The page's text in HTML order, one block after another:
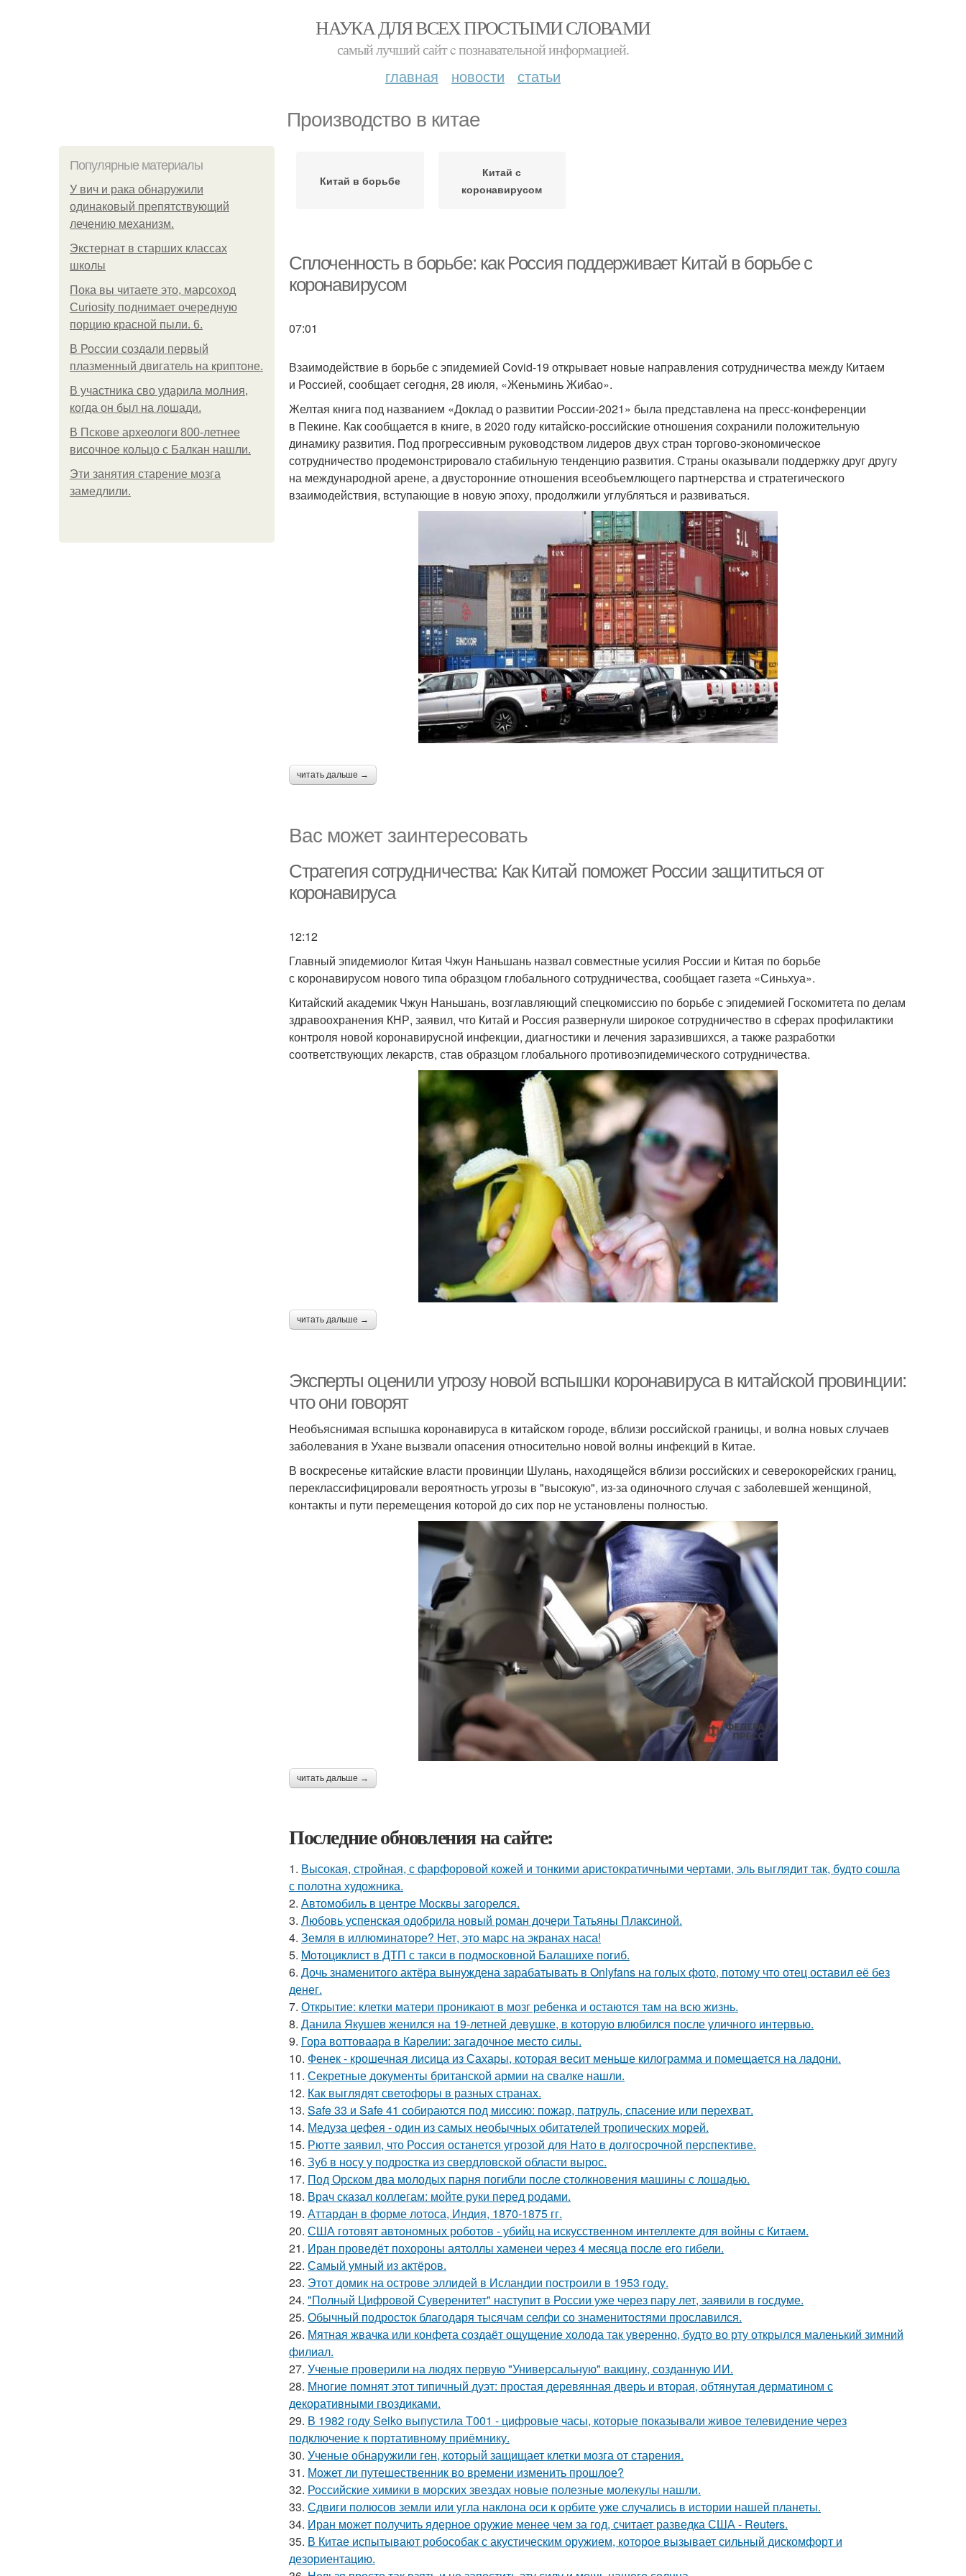
НАУКА ДЛЯ ВСЕХ ПРОСТЫМИ СЛОВАМИ
самый лучший сайт c познавательной информацией.
главная новости статьи
Производство в китае
Популярные материалы
У вич и рака обнаружили
одинаковый препятствующий
лечению механизм.
Экстернат в старших классах
школы
Пока вы читаете это, марсоход
Curiosity поднимает очередную
порцию красной пыли. 6.
В России создали первый
плазменный двигатель на криптоне.
В участника сво ударила молния,
когда он был на лошади.
В Пскове археологи 800-летнее
височное кольцо с Балкан нашли.
Эти занятия старение мозга
замедлили.
Китай в борьбе
Китай с
коронавирусом
Сплоченность в борьбе: как Россия поддерживает Китай в борьбе с
коронавирусом
07:01
Взаимодействие в борьбе с эпидемией Covid-19 открывает новые направления сотрудничества между Китаем
и Россией, сообщает сегодня, 28 июля, «Женьминь Жибао».
Желтая книга под названием «Доклад о развитии России-2021» была представлена на пресс-конференции
в Пекине. Как сообщается в книге, в 2020 году китайско-российские отношения сохранили положительную
динамику развития. Под прогрессивным руководством лидеров двух стран торгово-экономическое
сотрудничество продемонстрировало стабильную тенденцию развития. Страны оказывали поддержку друг другу
на международной арене, а двусторонние отношения всеобъемлющего партнерства и стратегического
взаимодействия, вступающие в новую эпоху, продолжили углубляться и развиваться.
читать дальше →
Вас может заинтересовать
Стратегия сотрудничества: Как Китай поможет России защититься от
коронавируса
12:12
Главный эпидемиолог Китая Чжун Наньшань назвал совместные усилия России и Китая по борьбе
с коронавирусом нового типа образцом глобального сотрудничества, сообщает газета «Синьхуа».
Китайский академик Чжун Наньшань, возглавляющий спецкомиссию по борьбе с эпидемией Госкомитета по делам
здравоохранения КНР, заявил, что Китай и Россия развернули широкое сотрудничество в сферах профилактики
контроля новой коронавирусной инфекции, диагностики и лечения заразившихся, а также разработки
соответствующих лекарств, став образцом глобального противоэпидемического сотрудничества.
читать дальше →
Эксперты оценили угрозу новой вспышки коронавируса в китайской провинции:
что они говорят
Необъяснимая вспышка коронавируса в китайском городе, вблизи российской границы, и волна новых случаев
заболевания в Ухане вызвали опасения относительно новой волны инфекций в Китае.
В воскресенье китайские власти провинции Шулань, находящейся вблизи российских и северокорейских границ,
переклассифицировали вероятность угрозы в "высокую", из-за одиночного случая с заболевшей женщиной,
контакты и пути перемещения которой до сих пор не установлены полностью.
читать дальше →
Последние обновления на сайте:
1. Высокая, стройная, с фарфоровой кожей и тонкими аристократичными чертами, эль выглядит так, будто сошла
с полотна художника.
2. Автомобиль в центре Москвы загорелся.
3. Любовь успенская одобрила новый роман дочери Татьяны Плаксиной.
4. Земля в иллюминаторе? Нет, это марс на экранах наса!
5. Moтоциклист в ДТП с такси в подмосковной Балашихе погиб.
6. Дочь знаменитого актёра вынуждена зарабатывать в Onlyfans на голых фото, потому что отец оставил её без
денег.
7. Открытие: клетки матери проникают в мозг ребенка и остаются там на всю жизнь.
8. Данила Якушев женился на 19-летней девушке, в которую влюбился после уличного интервью.
9. Гора воттоваара в Карелии: загадочное место силы.
10. Фенек - крошечная лисица из Сахары, которая весит меньше килограмма и помещается на ладони.
11. Секретные документы британской армии на свалке нашли.
12. Как выглядят светофоры в разных странах.
13. Safe 33 и Safe 41 собираются под миссию: пожар, патруль, спасение или перехват.
14. Медуза цефея - один из самых необычных обитателей тропических морей.
15. Рютте заявил, что Россия останется угрозой для Нато в долгосрочной перспективе.
16. Зуб в носу у подростка из свердловской области вырос.
17. Под Орском два молодых парня погибли после столкновения машины с лошадью.
18. Врач сказал коллегам: мойте руки перед родами.
19. Аттардан в форме лотоса, Индия, 1870-1875 гг.
20. США готовят автономных роботов - убийц на искусственном интеллекте для войны с Китаем.
21. Иран проведёт похороны аятоллы хаменеи через 4 месяца после его гибели.
22. Самый умный из актёров.
23. Этот домик на острове эллидей в Исландии построили в 1953 году.
24. "Полный Цифровой Суверенитет" наступит в России уже через пару лет, заявили в госдуме.
25. Обычный подросток благодаря тысячам селфи со знаменитостями прославился.
26. Мятная жвачка или конфета создаёт ощущение холода так уверенно, будто во рту открылся маленький зимний
филиал.
27. Ученые проверили на людях первую "Универсальную" вакцину, созданную ИИ.
28. Многие помнят этот типичный дуэт: простая деревянная дверь и вторая, обтянутая дерматином с
декоративными гвоздиками.
29. В 1982 году Seiko выпустила T001 - цифровые часы, которые показывали живое телевидение через
подключение к портативному приёмнику.
30. Ученые обнаружили ген, который защищает клетки мозга от старения.
31. Может ли путешественник во времени изменить прошлое?
32. Российские химики в морских звездах новые полезные молекулы нашли.
33. Сдвиги полюсов земли или угла наклона оси к орбите уже случались в истории нашей планеты.
34. Иран может получить ядерное оружие менее чем за год, считает разведка США - Reuters.
35. В Китае испытывают робособак с акустическим оружием, которое вызывает сильный дискомфорт и
дезориентацию.